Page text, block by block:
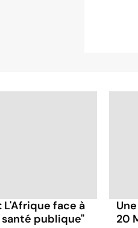
L'Afrique face à
publique"
20